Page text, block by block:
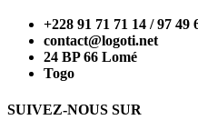
+228 91 71 71 14 / 97 49
contact@logoti.net
24 BP 66 Lomé
Togo
SUIVEZ-NOUS SUR